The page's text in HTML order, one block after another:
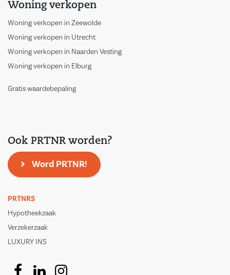
Woning verkopen
Woning verkopen in Zeewolde
Woning verkopen in Utrecht
Woning verkopen in Naarden Vesting
Woning verkopen in Elburg
Gratis waardebepaling
Ook PRTNR worden?
Word PRTNR!
PRTNRS
Hypotheekzaak
Verzekerzaak
LUXURY INS